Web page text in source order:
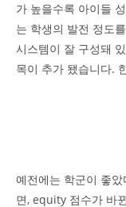
가 높을수록 아이들
는 학생의 발전 정도
시스템이 잘 구성돼
목이 추가 됐습니다.
예전에는 학군이 좋
면, equity 점수가 바